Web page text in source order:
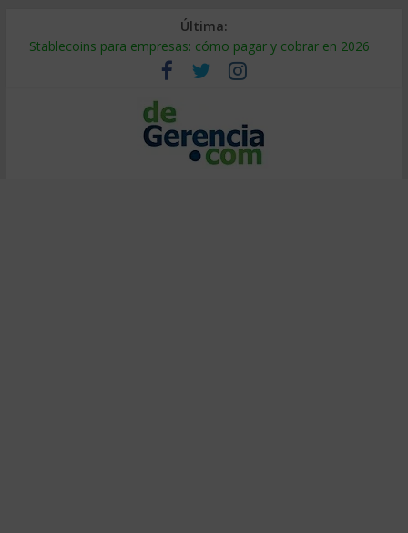
Última:
Stablecoins para empresas: cómo pagar y cobrar en 2026
Despido silencioso: qué es y por qué sale tan caro
IA en selección de personal: cómo auditarla a tiempo
Trabajo forzoso en la cadena de suministro: qué hacer
Mercado hispano de EE. UU.: cómo segmentarlo y venderle